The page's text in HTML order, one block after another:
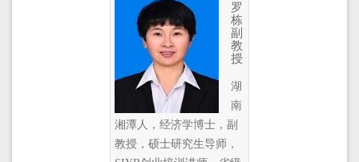
罗
栋
副
教
授
湖
南
湘潭人，经济学博士，副
教授，硕士研究生导师，